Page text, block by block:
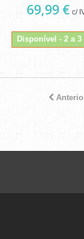
69,99 € c/
Disponível - 2 a 3